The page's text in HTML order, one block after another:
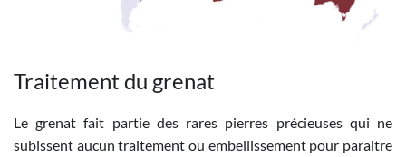
Traitement du grenat
Le grenat fait partie des rares pierres précieuses qui ne
subissent aucun traitement ou embellissement pour paraitre